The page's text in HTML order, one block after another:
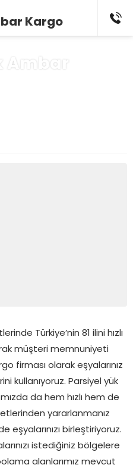
Ambar
Türkiye’nin 81 ilini hızlı
müşteri memnuniyeti
firması olarak eşyalarınız
kullanıyoruz. Parsiyel yük
da hem hızlı hem de
yararlanmanız
eşyalarınızı birleştiriyoruz.
istediğiniz bölgelere
alanlarımız mevcut